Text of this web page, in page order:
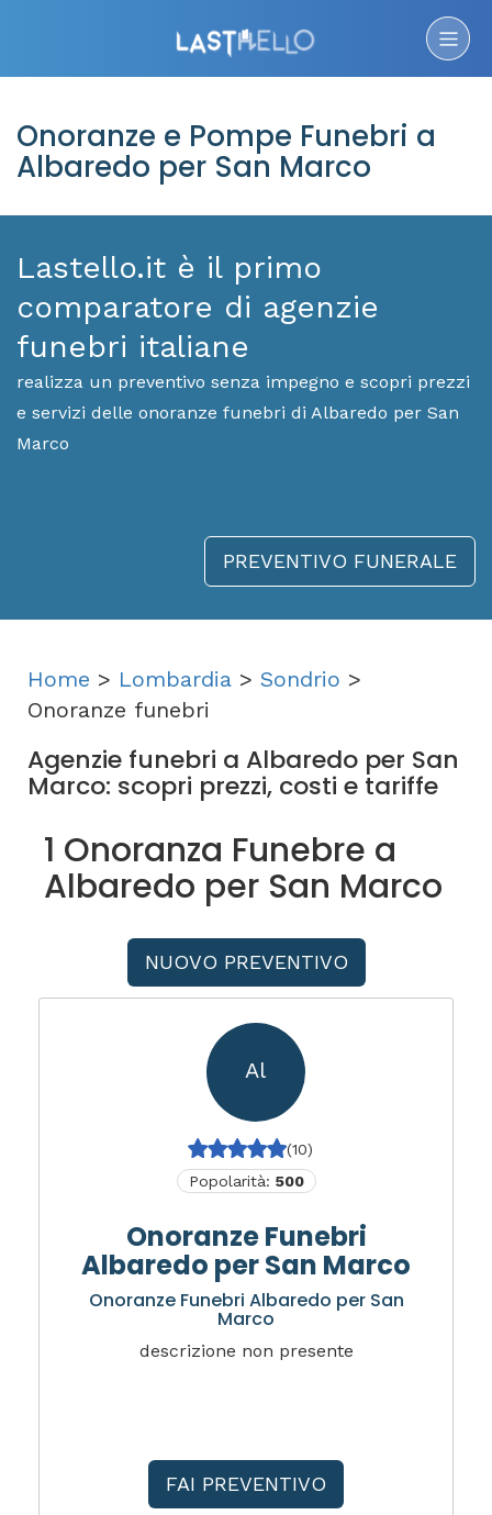
Onoranze e Pompe Funebri a
Albaredo per San Marco
Lastello.it è il primo
comparatore di agenzie
funebri italiane
realizza un preventivo senza impegno e scopri prezzi
e servizi delle onoranze funebri di Albaredo per San
Marco
PREVENTIVO FUNERALE
Home > Lombardia > Sondrio >
Onoranze funebri
Agenzie funebri a Albaredo per San
Marco: scopri prezzi, costi e tariffe
1 Onoranza Funebre a
Albaredo per San Marco
NUOVO PREVENTIVO
Al
(10)
Popolarità: 500
Onoranze Funebri
Albaredo per San Marco
Onoranze Funebri Albaredo per San
Marco
descrizione non presente
FAI PREVENTIVO